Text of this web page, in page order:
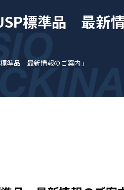
標準品 最新
準品 最新情報のご案内」